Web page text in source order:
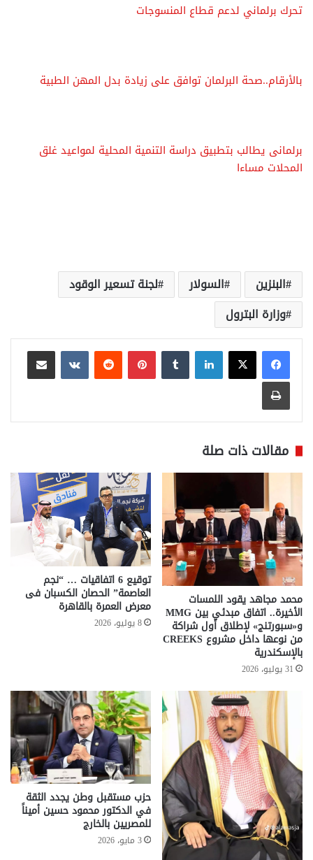
تحرك برلماني لدعم قطاع المنسوجات
بالأرقام..صحة البرلمان توافق على زيادة بدل المهن الطبية
برلمانى يطالب بتطبيق دراسة التنمية المحلية لمواعيد غلق
المحلات مساءا
البنزين السولار
لجنة تسعير الوقود
وزارة البترول
لينكدإن بينتيريست
مشاركة عبر البريد
طباعة
مقالات ذات صلة
محمد مجاهد يقود اللمسات
الأخيرة.. اتفاق مبدئي بين MMG
و«سبورتنج» لإطلاق أول شراكة
من نوعها داخل مشروع CREEKS
بالإسكندرية
31 يوليو، 2026
توقيع 6 اتفاقيات … “نجم
العاصمة” الحصان الكسبان فى
معرض العمرة بالقاهرة
8 يوليو، 2026
حزب مستقبل وطن يجدد الثقة
في الدكتور محمود حسين أميناً
للمصريين بالخارج
3 مايو، 2026